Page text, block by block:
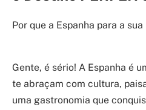
Por que a Espanha para a
Gente, é sério! A Espanha é
te abraçam com cultura,
uma gastronomia que